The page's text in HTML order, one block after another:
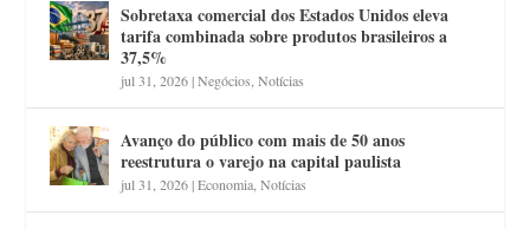
Sobretaxa comercial dos Estados Unidos eleva
tarifa combinada sobre produtos brasileiros a
37,5%
jul 31, 2026|Negócios ,Notícias
Avanço do público com mais de 50 anos
reestrutura o varejo na capital paulista
jul 31, 2026|Economia ,Notícias